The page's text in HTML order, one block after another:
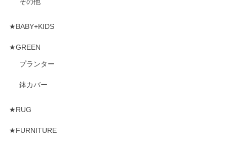
★BABY+KIDS
★GREEN
プランター
鉢カバー
★RUG
★FURNITURE